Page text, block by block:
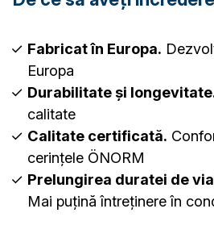
Fabricat în Europa.
Europa
Durabilitate și
calitate
Calitate certificată.
cerințele ÖNORM
Prelungirea duratei de
Mai puțină întreținere în